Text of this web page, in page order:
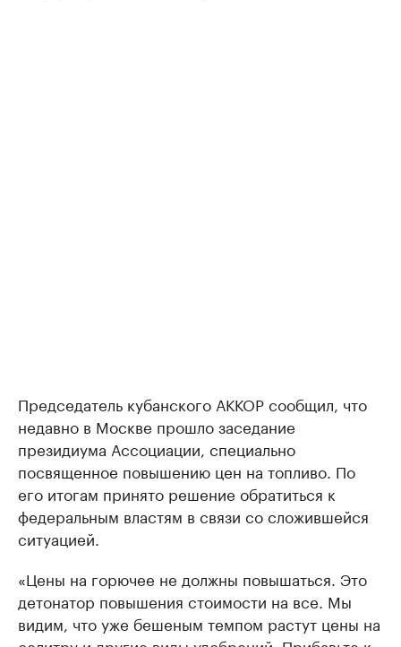
Председатель кубанского АККОР сообщил, что
недавно в Москве прошло заседание
президиума Ассоциации, специально
посвященное повышению цен на топливо. По
его итогам принято решение обратиться к
федеральным властям в связи со сложившейся
ситуацией.
«Цены на горючее не должны повышаться. Это
детонатор повышения стоимости на все. Мы
видим, что уже бешеным темпом растут цены на